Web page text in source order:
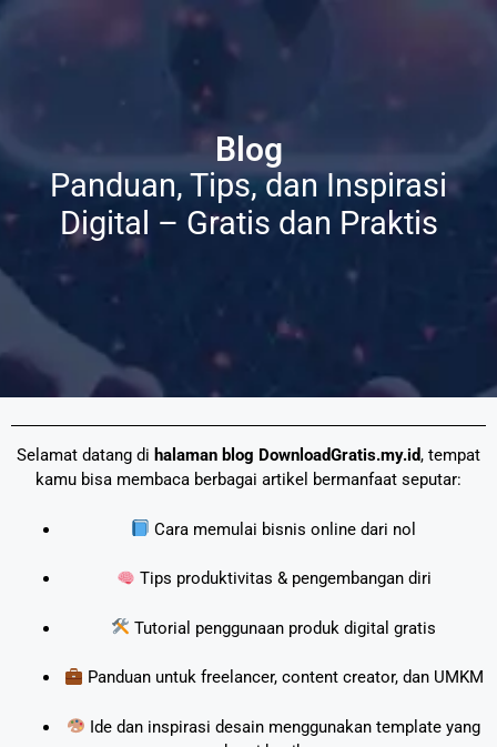
Blog
Panduan, Tips, dan Inspirasi
Digital – Gratis dan Praktis
Selamat datang di halaman blog DownloadGratis.my.id, tempat
kamu bisa membaca berbagai artikel bermanfaat seputar:
Cara memulai bisnis online dari nol
Tips produktivitas & pengembangan diri
Tutorial penggunaan produk digital gratis
Panduan untuk freelancer, content creator, dan UMKM
Ide dan inspirasi desain menggunakan template yang